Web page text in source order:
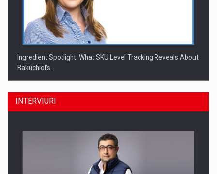
Ingredient Spotlight: What SKU Level Tracking Reveals About
Bakuchiol's…
INTERVIURI